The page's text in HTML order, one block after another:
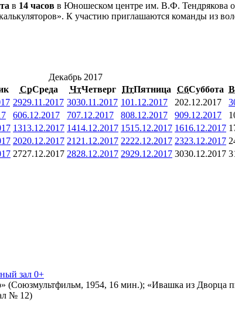
в 14 часов в Юношеском центре им. В.Ф. Тендрякова
К участию приглашаются команды из
Декабрь 2017
СрСреда ЧтЧетверг ПтПятница СбСуббота
2929.11.2017 3030.11.2017 101.12.2017 202.12.2017 3
606.12.2017 707.12.2017 808.12.2017 909.12.2017
1313.12.2017 1414.12.2017 1515.12.2017 1616.12.2017
2020.12.2017 21 21.12.2017 2222.12.2017 2323.12.2017
2727.12.2017 2828.12.2017 2929.12.2017 3030.12.2017
зал 0+
(Союзмультфильм, 1954, 16 мин.); «Ивашка из Дворца
№ 12)